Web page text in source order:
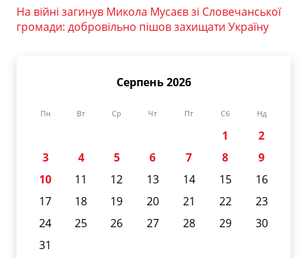
На війні загинув Микола Мусаєв зі Словечанської
громади: добровільно пішов захищати Україну
Серпень 2026
Пн Вт Ср Чт Пт Сб Нд
1
2
3
4 5 6 7 8
9
10
11 12 13 14 15
16
17
18 19 20 21 22
23
24
25 26 27 28 29
30
31